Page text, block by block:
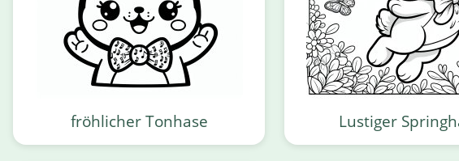
fröhlicher Tonhase Lustiger